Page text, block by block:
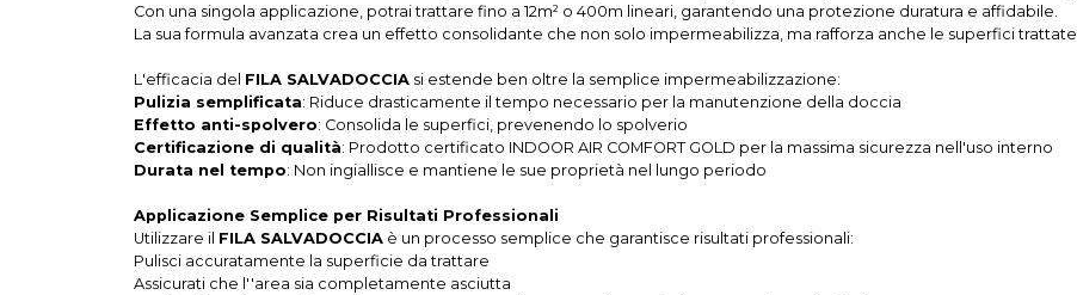
Con una singola applicazione, potrai trattare fino a 12m² o 400m lineari, garantendo una protezione duratura e affidabile.
La sua formula avanzata crea un effetto consolidante che non solo impermeabilizza, ma rafforza anche le superfici trattate.
L'efficacia del FILA SALVADOCCIA si estende ben oltre la semplice impermeabilizzazione:
Pulizia semplificata: Riduce drasticamente il tempo necessario per la manutenzione della doccia
Effetto anti-spolvero: Consolida le superfici, prevenendo lo spolverio
Certificazione di qualità: Prodotto certificato INDOOR AIR COMFORT GOLD per la massima sicurezza nell'uso interno
Durata nel tempo: Non ingiallisce e mantiene le sue proprietà nel lungo periodo
Applicazione Semplice per Risultati Professionali
Utilizzare il FILA SALVADOCCIA è un processo semplice che garantisce risultati professionali:
Pulisci accuratamente la superficie da trattare
Assicurati che l''area sia completamente asciutta